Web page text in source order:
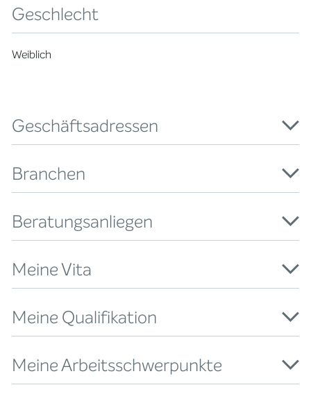
Geschlecht
Weiblich
Geschäftsadressen
Branchen
Beratungsanliegen
Meine Vita
Meine Qualifikation
Meine Arbeitsschwerpunkte